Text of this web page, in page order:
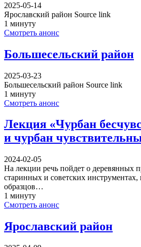
2025-05-14
Ярославский район Source link
1 минуту
Смотреть анонс
Большесельский район
2025-03-23
Большесельский район Source link
1 минуту
Смотреть анонс
Лекция «Чурбан
и чурбан
2024-02-05
На лекции речь пойдет о деревянных
старинных и советских инструментах,
образцов…
1 минуту
Смотреть анонс
Ярославский район